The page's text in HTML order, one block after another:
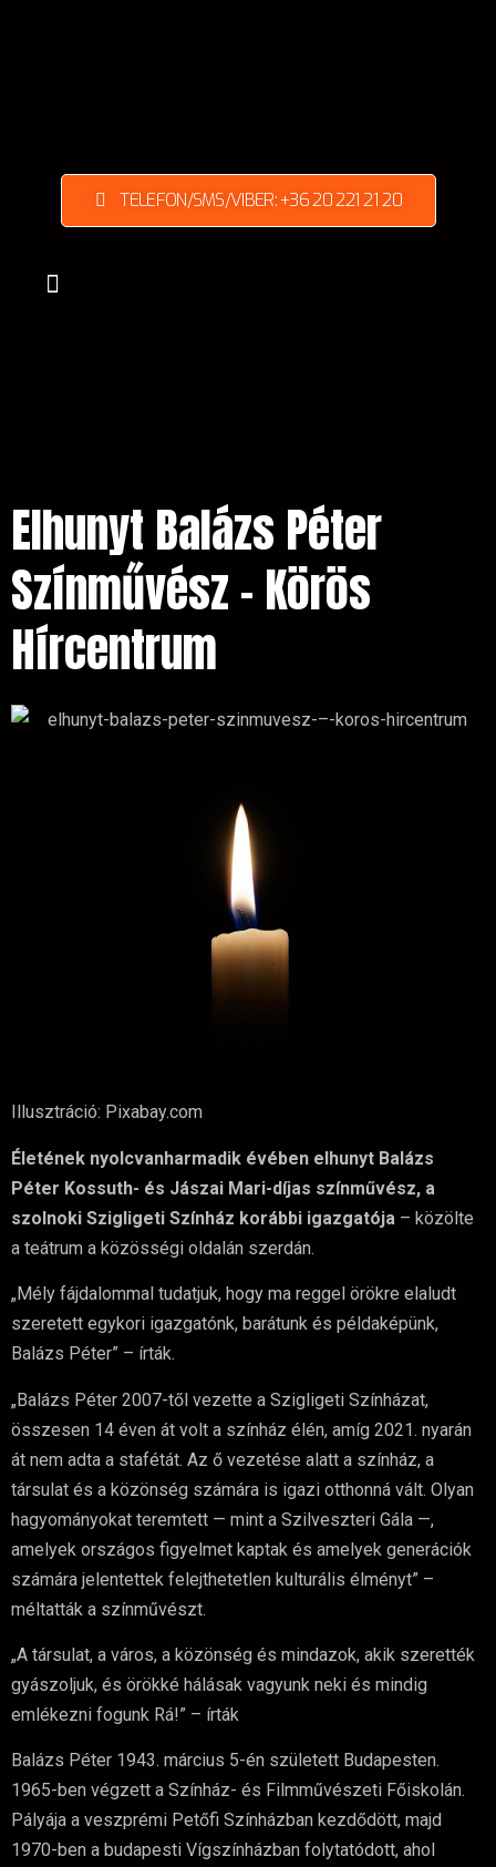
TELEFON/SMS/VIBER: +36 20 221 21 20
Elhunyt Balázs Péter
Színművész – Körös
Hírcentrum
Illusztráció: Pixabay.com
Életének nyolcvanharmadik évében elhunyt Balázs
Péter Kossuth- és Jászai Mari-díjas színművész, a
szolnoki Szigligeti Színház korábbi igazgatója – közölte
a teátrum a közösségi oldalán szerdán.
„Mély fájdalommal tudatjuk, hogy ma reggel örökre elaludt
szeretett egykori igazgatónk, barátunk és példaképünk,
Balázs Péter” – írták.
„Balázs Péter 2007-től vezette a Szigligeti Színházat,
összesen 14 éven át volt a színház élén, amíg 2021. nyarán
át nem adta a stafétát. Az ő vezetése alatt a színház, a
társulat és a közönség számára is igazi otthonná vált. Olyan
hagyományokat teremtett — mint a Szilveszteri Gála —,
amelyek országos figyelmet kaptak és amelyek generációk
számára jelentettek felejthetetlen kulturális élményt” –
méltatták a színművészt.
„A társulat, a város, a közönség és mindazok, akik szerették
gyászoljuk, és örökké hálásak vagyunk neki és mindig
emlékezni fogunk Rá!” – írták
Balázs Péter 1943. március 5-én született Budapesten.
1965-ben végzett a Színház- és Filmművészeti Főiskolán.
Pályája a veszprémi Petőfi Színházban kezdődött, majd
1970-ben a budapesti Vígszínházban folytatódott, ahol